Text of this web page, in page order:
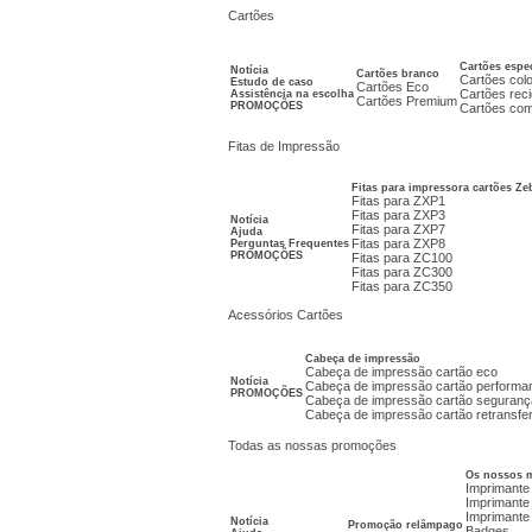
Cartões
Notícia
Estudo de caso
Assistência na escolha
PROMOÇÕES
Cartões branco
Cartões Eco
Cartões Premium
Cartões
Cartões
Cartões
Cartões
Fitas de Impressão
Notícia
Ajuda
Perguntas Frequentes
PROMOÇÕES
Fitas para impressora cartões
Fitas para ZXP1
Fitas para ZXP3
Fitas para ZXP7
Fitas para ZXP8
Fitas para ZC100
Fitas para ZC300
Fitas para ZC350
Acessórios Cartões
Notícia
PROMOÇÕES
Cabeça de impressão
Cabeça de impressão cartão eco
Cabeça de impressão cartão
Cabeça de impressão cartão
Cabeça de impressão cartão
Todas as nossas promoções
Notícia
Promoção relâmpago
Os nossos